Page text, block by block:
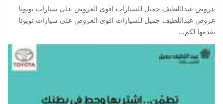
عروض عبداللطيف جميل للسيارات اقوى العروض على سيارات تويوتا
عروض عبداللطيف جميل للسيارات اقوى العروض على سيارات تويوتا
نقدمها لكم…